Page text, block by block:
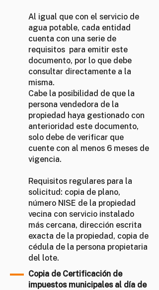
Al igual que con el servicio de
agua potable, cada entidad
cuenta con una serie de
requisitos para emitir este
documento, por lo que debe
consultar directamente a la
misma.
Cabe la posibilidad de que la
persona vendedora de la
propiedad haya gestionado con
anterioridad este documento,
solo debe de verificar que
cuente con al menos 6 meses de
vigencia.
Requisitos regulares para la
solicitud: copia de plano,
número NISE de la propiedad
vecina con servicio instalado
más cercana, dirección escrita
exacta de la propiedad, copia de
cédula de la persona propietaria
del lote.
Copia de Certificación de
impuestos municipales al día de